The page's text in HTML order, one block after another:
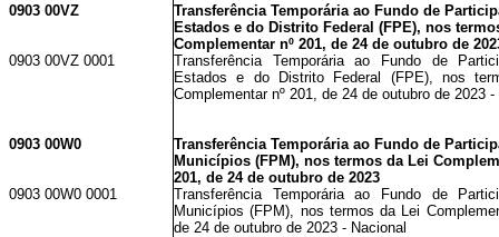
0903 00VZ
Transferência Temporária ao Fundo de
Estados e do Distrito Federal (FPE), nos
Complementar nº 201, de 24 de outubro de
0903 00VZ 0001
Transferência Temporária ao Fundo de
Estados e do Distrito Federal (FPE), nos
Complementar nº 201, de 24 de outubro de 2023 -
0903 00W0
Transferência Temporária ao Fundo de
Municípios (FPM), nos termos da Lei
201, de 24 de outubro de 2023
0903 00W0 0001
Transferência Temporária ao Fundo de
Municípios (FPM), nos termos da Lei
de 24 de outubro de 2023 - Nacional